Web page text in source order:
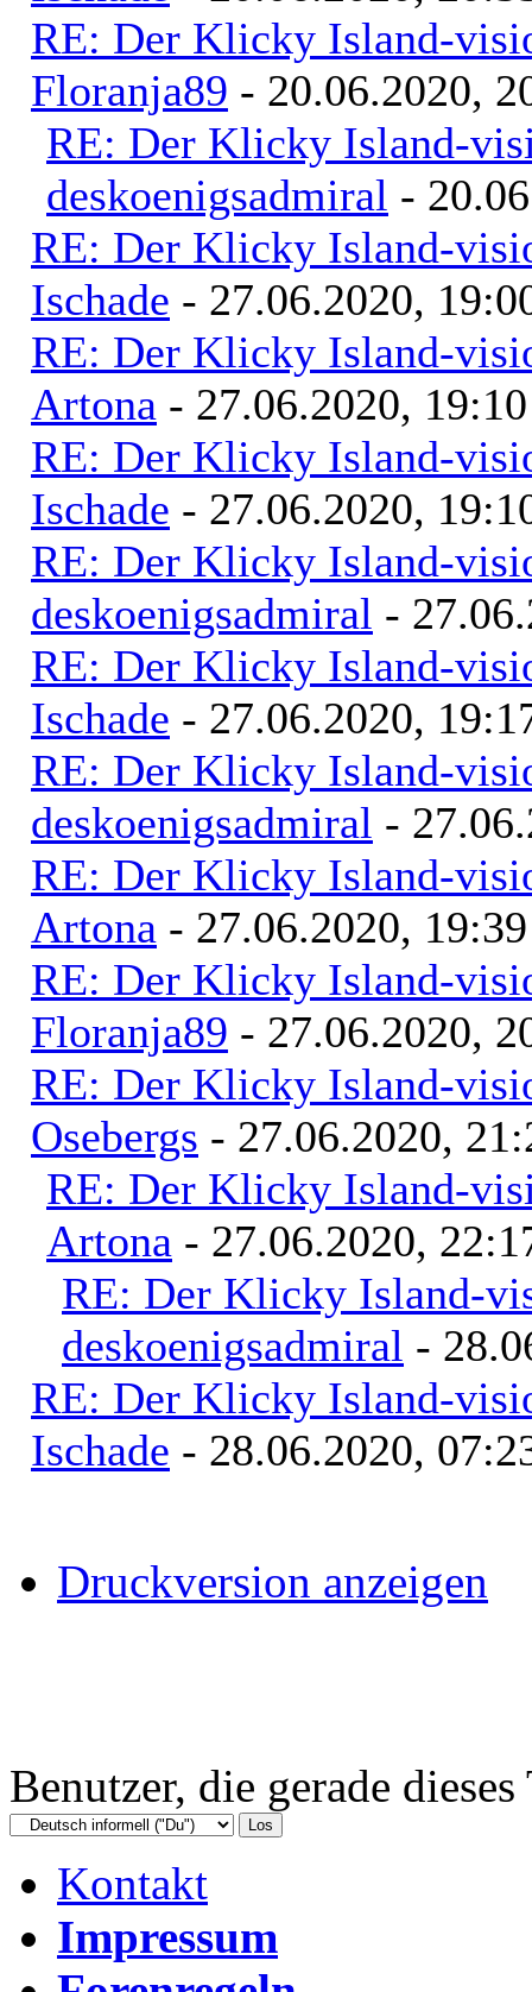
RE: Der Klicky Island-
Floranja89 - 20.06.2020,
RE: Der Klicky Island-
deskoenigsadmiral -
RE: Der Klicky Island-
Ischade - 27.06.2020,
RE: Der Klicky Island-
Artona - 27.06.2020, 19:10
RE: Der Klicky Island-
Ischade - 27.06.2020,
RE: Der Klicky Island-
deskoenigsadmiral -
RE: Der Klicky Island-
Ischade - 27.06.2020,
RE: Der Klicky Island-
deskoenigsadmiral -
RE: Der Klicky Island-
Artona - 27.06.2020, 19:39
RE: Der Klicky Island-
Floranja89 - 27.06.2020,
RE: Der Klicky Island-
Osebergs - 27.06.2020,
RE: Der Klicky Island-
Artona - 27.06.2020,
RE: Der Klicky Island-
deskoenigsadmiral -
RE: Der Klicky Island-
Ischade - 28.06.2020,
Druckversion anzeigen
Benutzer, die gerade
Kontakt
Impressum